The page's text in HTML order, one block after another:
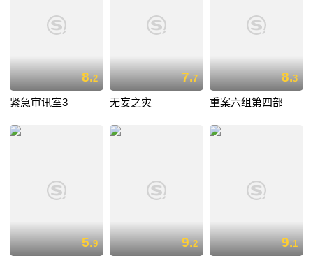
8.2
紧急审讯室3
7.7
无妄之灾
8.3
重案六组第四部
5.9 9.2 9.1